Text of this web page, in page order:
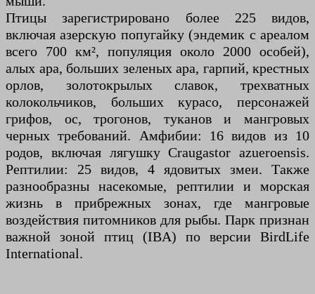
Птицы зарегистрировано более 225 видов,
включая азерскую попугайку (эндемик с ареалом
всего 700 км², популяция около 2000 особей),
алых ара, больших зеленых ара, гарпий, крестных
орлов, золотокрылых славок, трехватных
колокольчиков, больших курасо, персонажей
грифов, ос, трогонов, туканов и мангровых
черных требований. Амфибии: 16 видов из 10
родов, включая лягушку Craugastor azueroensis.
Рептилии: 25 видов, 4 ядовитых змеи. Также
разнообразны насекомые, рептилии и морская
жизнь в прибрежных зонах, где мангровые
воздействия питомников для рыбы. Парк признан
важной зоной птиц (IBA) по версии BirdLife
International.